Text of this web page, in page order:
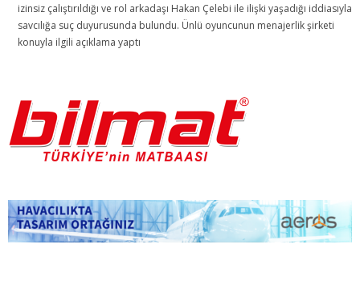
izinsiz çalıştırıldığı ve rol arkadaşı Hakan Çelebi ile ilişki yaşadığı iddiasıyla
savcılığa suç duyurusunda bulundu. Ünlü oyuncunun menajerlik şirketi
konuyla ilgili açıklama yaptı